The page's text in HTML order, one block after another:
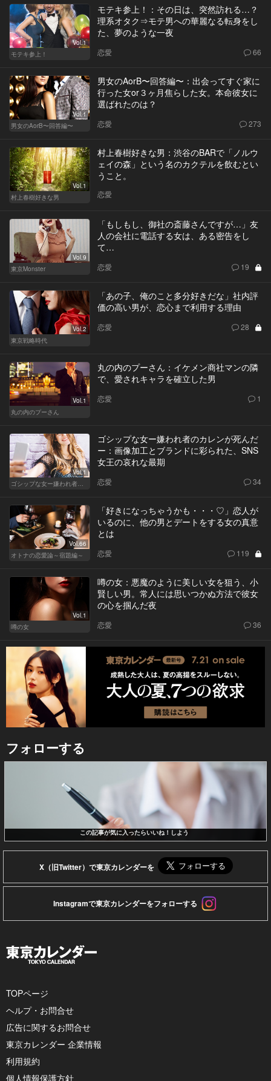
Vol.1
モテキ参上！
モテキ参上！：その日は、突然訪れる…？
理系オタク⇒モテ男への華麗なる転身をし
た、夢のような一夜
恋愛 66
Vol.1
男女のAorB〜回答編〜
男女のAorB〜回答編〜：出会ってすぐ家に
行った女or３ヶ月焦らした女。本命彼女に
選ばれたのは？
恋愛 273
Vol.1
村上春樹好きな男
村上春樹好きな男：渋谷のBARで「ノルウ
ェイの森」という名のカクテルを飲むとい
うこと。
恋愛
Vol.9
東京Monster
「もしもし、御社の斎藤さんですが…」友
人の会社に電話する女は、ある密告をし
て…
恋愛 19
Vol.2
東京戦略時代
「あの子、俺のこと多分好きだな」社内評
価の高い男が、恋心まで利用する理由
恋愛 28
Vol.1
丸の内のプーさん
丸の内のプーさん：イケメン商社マンの隣
で、愛されキャラを確立した男
恋愛 1
Vol.1
ゴシップな女ー嫌われ者のカレンが死んだ
ー：画像加工とブランドに彩られた、SNS
女王の哀れな最期
恋愛 34
Vol.66
オトナの恋愛論～宿題編～
「好きになっちゃうかも・・・♡」恋人が
いるのに、他の男とデートをする女の真意
とは
恋愛 119
Vol.1
噂の女
噂の女：悪魔のように美しい女を狙う、小
賢しい男。常人には思いつかぬ方法で彼女
の心を掴んだ夜
恋愛 36
フォローする
この記事が気に入ったらいいね！しよう
X（旧Twitter）で東京カレンダーを
Instagramで東京カレンダーをフォローする
TOPページ
ヘルプ・お問合せ
広告に関するお問合せ
東京カレンダー 企業情報
利用規約
個人情報保護方針